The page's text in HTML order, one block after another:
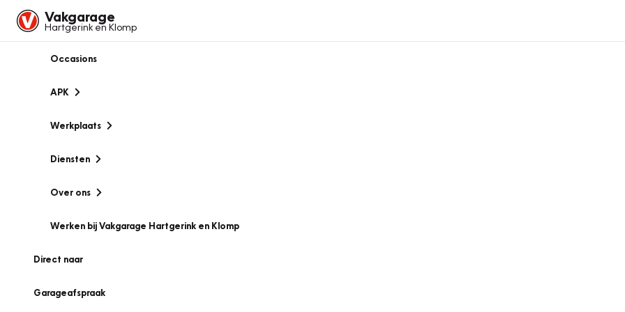
Vakgarage
Hartgerink en Klomp
Occasions
APK
Werkplaats
Diensten
Over ons
Werken bij Vakgarage Hartgerink en Klomp
Direct naar
Garageafspraak